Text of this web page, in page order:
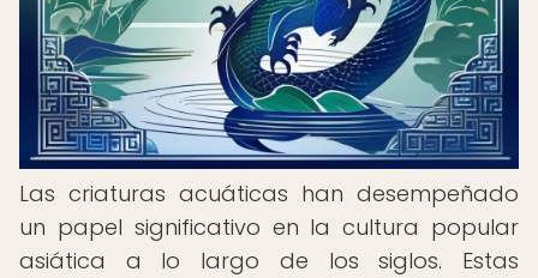
Las criaturas acuáticas han desempeñado
un papel significativo en la cultura popular
asiática a lo largo de los siglos. Estas